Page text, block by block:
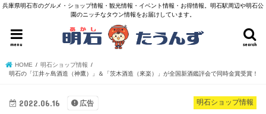
兵庫県明石市のグルメ・ショップ情報・観光情報・イベント情報・お得情報。明石駅周辺や明石公
園のニッチなタウン情報をお届けしています。
search
menu
HOME
明石ショップ情報
明石の「江井ヶ島酒造（神鷹）」＆「茨木酒造（來楽）」が全国新酒鑑評会で同時金賞受賞！
明石ショップ情報
2022.06.16 広告